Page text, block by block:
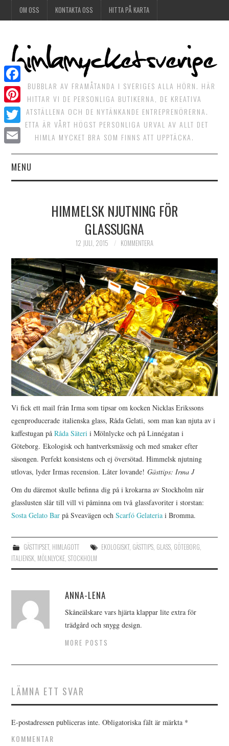
OM OSS KONTAKTA OSS HITTA PÅ KARTA
DET BUBBLAR AV FRAMÅTANDA I SVERIGES ALLA HÖRN. HÄR
HITTAR VI DE PERSONLIGA BUTIKERNA, DE KREATIVA
MATSTÄLLENA OCH DE NYTÄNKANDE ENTREPRENÖRERNA.
DETTA ÄR VÅRT HÖGST PERSONLIGA URVAL AV ALLT DET
HIMLA MYCKET BRA SOM FINNS ATT UPPTÄCKA.
MENU
HIMLAGRÖNT
HIMLASNYGGT
VI MÖTER
VI SPANAR PÅ
HIMMELSK NJUTNING FÖR
GLASSUGNA
12 JULI, 2015 KOMMENTERA
Vi fick ett mail från Irma som tipsar om kocken Nicklas Erikssons
egenproducerade italienska glass, Råda Gelati, som man kan njuta av i
kaffestugan påRåda Säteri i Mölnlycke och på Linnégatan i
Göteborg. Ekologisk och hantverksmässig och med smaker efter
säsongen. Perfekt konsistens och ej översötad. Himmelsk njutning
utlovas, lyder Irmas recension. Låter lovande!Gästtips: Irma J
Om du däremot skulle befinna dig på i krokarna av Stockholm när
glasslusten slår till vill vi påminna om två glassfavoriter i storstan:
Sosta Gelato Bar på Sveavägen ochScarfó Gelateria i Bromma.
GÄSTTIPSET, HIMLAGOTT EKOLOGISKT, GÄSTTIPS, GLASS, GÖTEBORG
ITALIENSK MÖLNLYCKE ,STOCKHOLM
ANNA-LENA
Skåneälskare vars hjärta klappar lite extra för
trädgård och snygg design.
MORE POSTS
LÄMNA ETT SVAR
E-postadressen publiceras inte. Obligatoriska fält är märkta *
KOMMENTAR
Facebook
Pinterest
Twitter
Email